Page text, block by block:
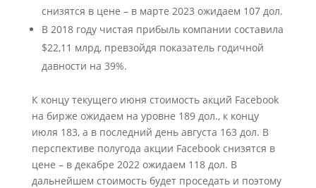
снизятся в цене – в марте 2023 ожидаем 107 дол.
В 2018 году чистая прибыль компании составила
$22,11 млрд, превзойдя показатель годичной
давности на 39%.
К концу текущего июня стоимость акций Facebook
на бирже ожидаем на уровне 189 дол., к концу
июля 183, а в последний день августа 163 дол. В
перспективе полугода акции Facebook снизятся в
цене – в декабре 2022 ожидаем 118 дол. В
дальнейшем стоимость будет проседать и поэтому